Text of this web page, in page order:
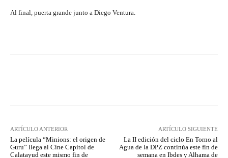
Al final, puerta grande junto a Diego Ventura.
ARTÍCULO ANTERIOR
La película “Minions: el origen de
Guru” llega al Cine Capitol de
Calatayud este mismo fin de
ARTÍCULO SIGUIENTE
La II edición del ciclo En Torno al
Agua de la DPZ continúa este fin de
semana en Ibdes y Alhama de